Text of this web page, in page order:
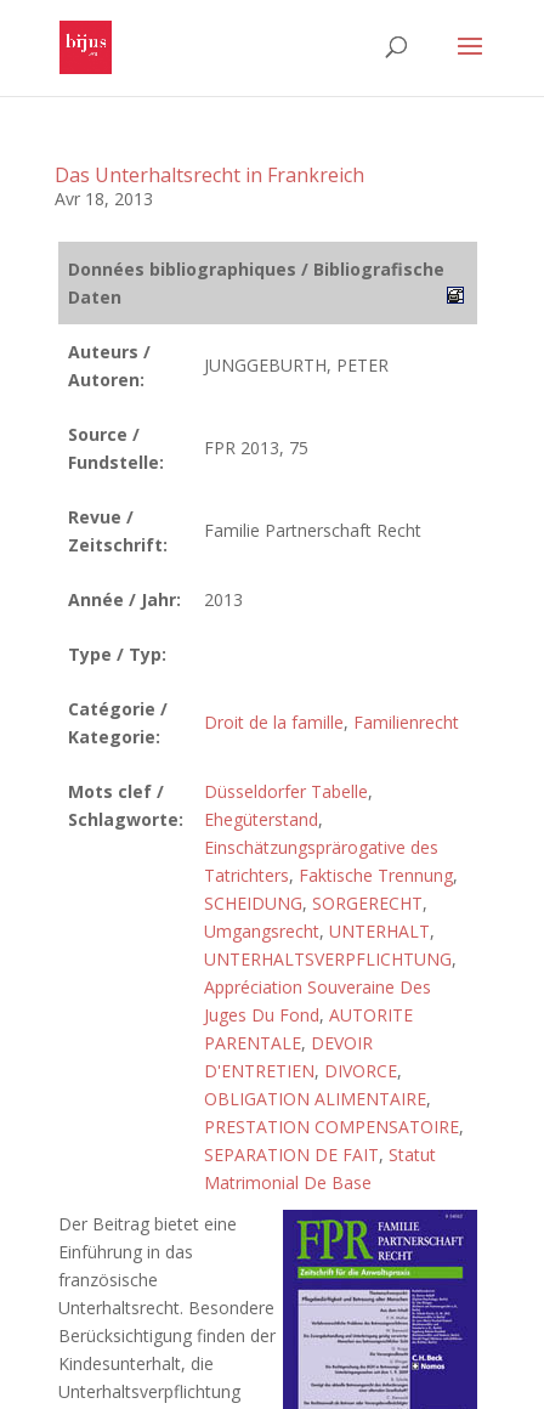
Das Unterhaltsrecht in Frankreich
Avr 18, 2013
Données bibliographiques / Bibliografische
Daten
Auteurs /
Autoren:
JUNGGEBURTH, PETER
Source /
Fundstelle:
FPR 2013, 75
Revue /
Zeitschrift:
Familie Partnerschaft Recht
Année / Jahr: 2013
Type / Typ:
Catégorie /
Kategorie:
Droit de la famille, Familienrecht
Mots clef /
Schlagworte:
Düsseldorfer Tabelle,
Ehegüterstand,
Einschätzungsprärogative des
Tatrichters, Faktische Trennung,
SCHEIDUNG, SORGERECHT,
Umgangsrecht, UNTERHALT,
UNTERHALTSVERPFLICHTUNG,
Appréciation Souveraine Des
Juges Du Fond, AUTORITE
PARENTALE, DEVOIR
D'ENTRETIEN, DIVORCE,
OBLIGATION ALIMENTAIRE,
PRESTATION COMPENSATOIRE,
SEPARATION DE FAIT, Statut
Matrimonial De Base
Der Beitrag bietet eine
Einführung in das
französische
Unterhaltsrecht. Besondere
Berücksichtigung finden der
Kindesunterhalt, die
Unterhaltsverpflichtung